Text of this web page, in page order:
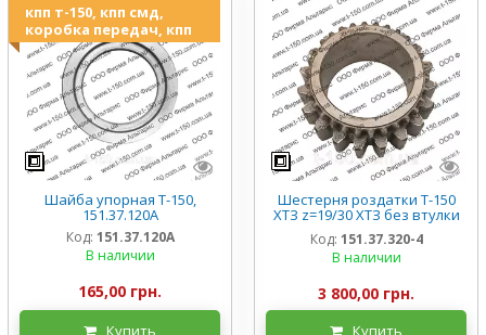
кпп т-150, кпп смд,
коробка передач, кпп
Шайба упорная Т-150,
151.37.120А
Код: 151.37.120А
В наличии
165,00 грн.
Купить
Шестерня роздатки Т-150
ХТЗ z=19/30 ХТЗ без втулки
Код: 151.37.320-4
В наличии
3 800,00 грн.
Купить